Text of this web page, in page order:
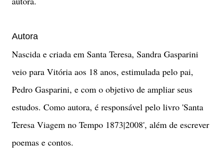
Autora
Nascida e criada em Santa Teresa, Sandra Gasparini
veio para Vitória aos 18 anos, estimulada pelo pai,
Pedro Gasparini, e com o objetivo de ampliar seus
estudos. Como autora, é responsável pelo livro 'Santa
Teresa Viagem no Tempo 1873|2008', além de escrever
poemas e contos.